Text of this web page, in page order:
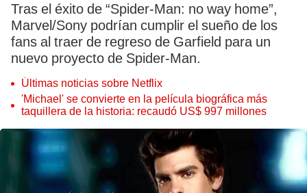
Tras el éxito de “Spider-Man: no way home”,
Marvel/Sony podrían cumplir el sueño de los
fans al traer de regreso de Garfield para un
nuevo proyecto de Spider-Man.
Últimas noticias sobre Netflix
'Michael' se convierte en la película biográfica más
taquillera de la historia: recaudó US$ 997 millones